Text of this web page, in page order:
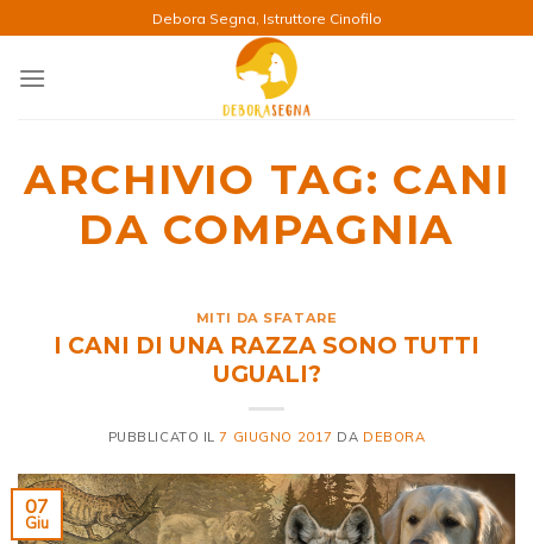
ai
contenuti
Debora Segna, Istruttore Cinofilo
ARCHIVIO TAG: CANI
DA COMPAGNIA
MITI DA SFATARE
I CANI DI UNA RAZZA SONO TUTTI
UGUALI?
PUBBLICATO IL7 GIUGNO 2017 DA DEBORA
07
Giu